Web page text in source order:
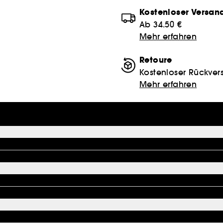
Kostenloser
Ab 34.50 €
Mehr erfahren
Retoure
Kostenloser
Mehr erfahren